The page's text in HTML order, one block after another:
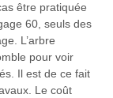
être pratiquée
60, seuls des
L’arbre
pour voir
Il est de ce fait
Le coût